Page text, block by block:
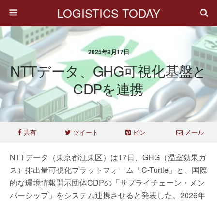
LOGISTICS TODAY
2025年9月17日
NTTデータ、GHG可視化基盤と
CDPを連携
共有 ツイート ピン メール
NTTデータ（東京都江東区）は17日、GHG（温室効果ガ
ス）排出量可視化プラットフォーム「C-Turtle」と、国際
的な環境情報開示団体CDPの「サプライチェーン・メン
バーシップ」をシステム連携させると発表した。2026年